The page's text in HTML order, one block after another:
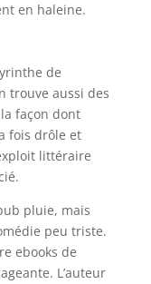
en haleine.
de
trouve aussi des
façon dont
fois drôle et
littéraire
pluie, mais
peu triste.
ebooks de
L’auteur